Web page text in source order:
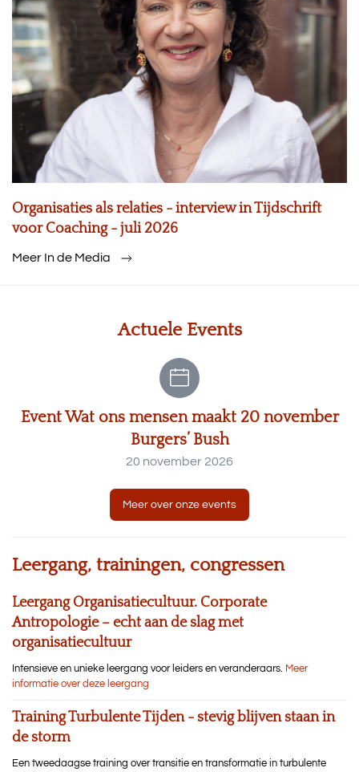
Organisaties als relaties - interview in Tijdschrift
voor Coaching - juli 2026
Meer In de Media
Actuele Events
Event Wat ons mensen maakt 20 november
Burgers’ Bush
20 november 2026
Meer over onze events
Leergang, trainingen, congressen
Leergang Organisatiecultuur. Corporate
Antropologie – echt aan de slag met
organisatiecultuur
Intensieve en unieke leergang voor leiders en veranderaars. Meer
informatie over deze leergang
Training Turbulente Tijden - stevig blijven staan in
de storm
Een tweedaagse training over transitie en transformatie in turbulente